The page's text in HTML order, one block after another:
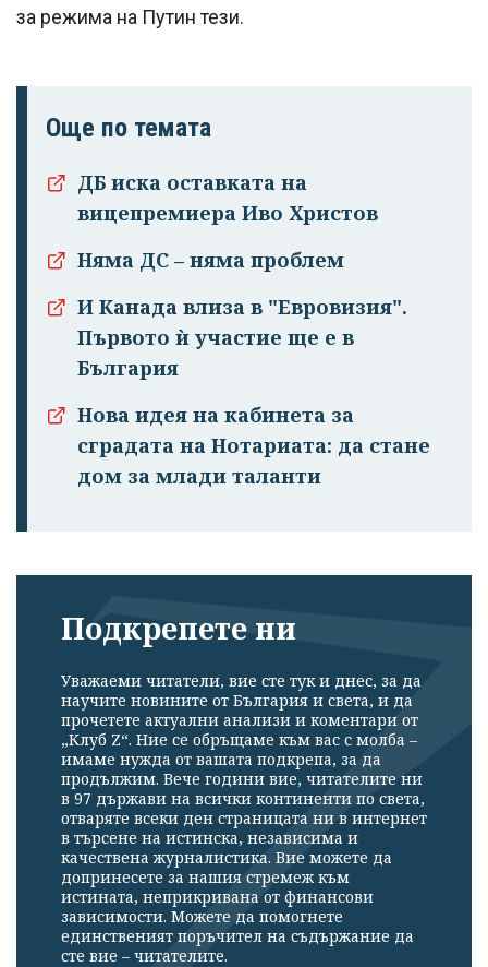
за режима на Путин тези.
Още по темата
ДБ иска оставката на
вицепремиера Иво Христов
Няма ДС – няма проблем
И Канада влиза в "Евровизия".
Първото ѝ участие ще е в
България
Нова идея на кабинета за
сградата на Нотариата: да стане
дом за млади таланти
Подкрепете ни
Уважаеми читатели, вие сте тук и днес, за да
научите новините от България и света, и да
прочетете актуални анализи и коментари от
„Клуб Z“. Ние се обръщаме към вас с молба –
имаме нужда от вашата подкрепа, за да
продължим. Вече години вие, читателите ни
в 97 държави на всички континенти по света,
отваряте всеки ден страницата ни в интернет
в търсене на истинска, независима и
качествена журналистика. Вие можете да
допринесете за нашия стремеж към
истината, неприкривана от финансови
зависимости. Можете да помогнете
единственият поръчител на съдържание да
сте вие – читателите.